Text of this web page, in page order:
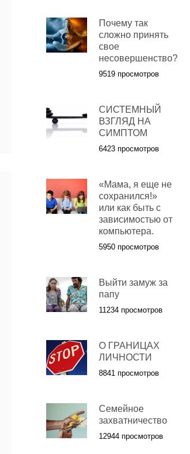
Почему так
сложно принять
свое
несовершенство?
9519 просмотров
СИСТЕМНЫЙ
ВЗГЛЯД НА
СИМПТОМ
6423 просмотров
«Мама, я еще не
сохранился!»
или как быть с
зависимостью от
компьютера.
5950 просмотров
Выйти замуж за
папу
11234 просмотров
О ГРАНИЦАХ
ЛИЧНОСТИ
8841 просмотров
Семейное
захватничество
12944 просмотров